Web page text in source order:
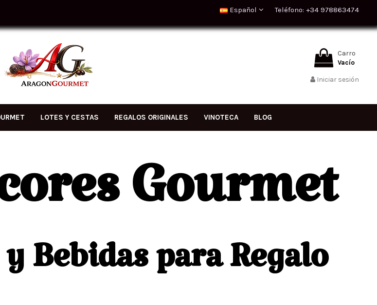
Español Teléfono: +34 978863474
Carro
Vacío
Iniciar sesión
LOTES Y CESTAS REGALOS ORIGINALES VINOTECA BLOG
Gourmet
Bebidas para Regalo